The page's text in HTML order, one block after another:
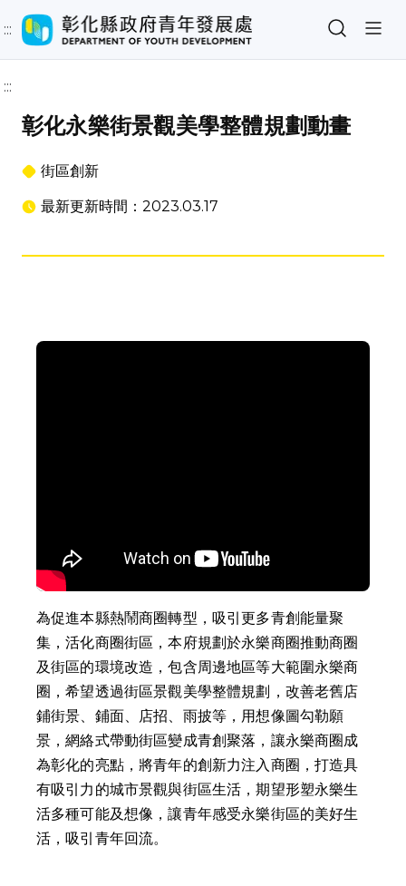
:::
:::
彰化永樂街景觀美學整體規劃動畫
街區創新
最新更新時間：2023.03.17
為促進本縣熱鬧商圈轉型，吸引更多青創能量聚
集，活化商圈街區，本府規劃於永樂商圈推動商圈
及街區的環境改造，包含周邊地區等大範圍永樂商
圈，希望透過街區景觀美學整體規劃，改善老舊店
鋪街景、鋪面、店招、雨披等，用想像圖勾勒願
景，網絡式帶動街區變成青創聚落，讓永樂商圈成
為彰化的亮點，將青年的創新力注入商圈，打造具
有吸引力的城市景觀與街區生活，期望形塑永樂生
活多種可能及想像，讓青年感受永樂街區的美好生
活，吸引青年回流。